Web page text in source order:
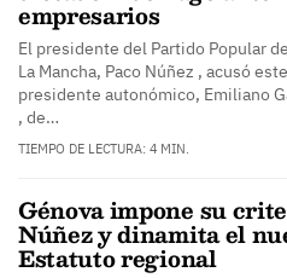
empresarios
El presidente del Partido Popular
La Mancha, Paco Núñez , acusó
presidente autonómico, Emiliano
, de…
TIEMPO DE LECTURA: 4 MIN.
Génova impone su
Núñez y dinamita el
Estatuto regional